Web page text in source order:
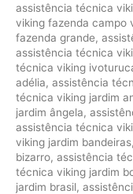
assistência técnica
viking fazenda campo
fazenda grande,
assistência técnica
técnica viking
adélia, assistência
técnica viking jardim
jardim ângela,
assistência técnica
viking jardim bandeiras,
bizarro, assistência
técnica viking jardim
jardim brasil,